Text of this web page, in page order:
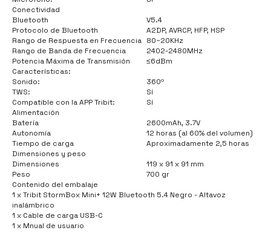
Conectividad
Bluetooth
V5.4
Protocolo de Bluetooth
A2DP, AVRCP, HFP, HSP
Rango de Respuesta en Frecuencia 80~20KHz
Rango de Banda de Frecuencia
2402-2480MHz
Potencia Máxima de Transmisión
≤6dBm
Características:
Sonido:
360º
TWS:
Sí
Compatible con la APP Tribit:
Sí
Alimentación
Batería
2600mAh, 3.7V
Autonomía
12 horas (al 60% del volumen)
Tiempo de carga
Aproximadamente 2,5 horas
Dimensiones y peso
Dimensiones
119 x 91 x 91 mm
Peso
700 gr
Contenido del embalaje
1 x Tribit StormBox Mini+ 12W Bluetooth 5.4 Negro - Altavoz
inalámbrico
1 x Cable de carga USB-C
1 x Mnual de usuario